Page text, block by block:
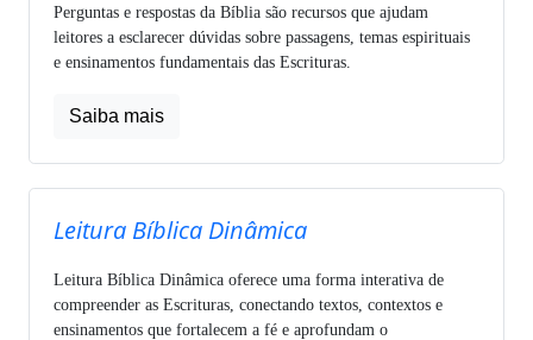
Perguntas e respostas da Bíblia são recursos que ajudam
leitores a esclarecer dúvidas sobre passagens, temas espirituais
e ensinamentos fundamentais das Escrituras.
Saiba mais
Leitura Bíblica Dinâmica
Leitura Bíblica Dinâmica oferece uma forma interativa de
compreender as Escrituras, conectando textos, contextos e
ensinamentos que fortalecem a fé e aprofundam o